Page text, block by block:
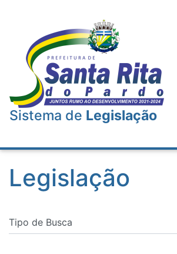
Sistema de Legislação
Legislação